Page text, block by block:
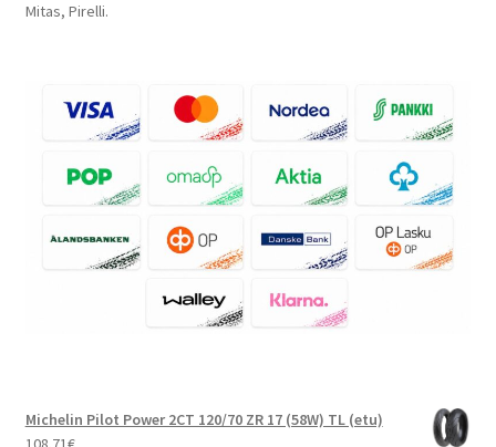
Mitas, Pirelli.
Michelin Pilot Power 2CT 120/70 ZR 17 (58W) TL (etu)